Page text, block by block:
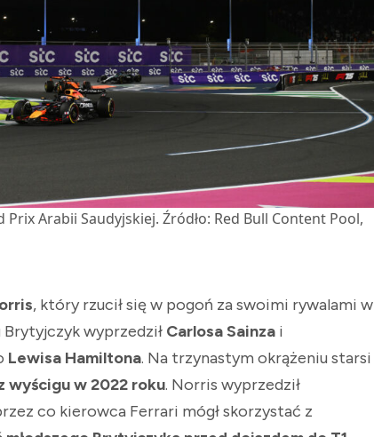
Arabii Saudyjskiej. Źródło: Red Bull Content Pool,
, który rzucił się w pogoń za swoimi rywalami w
wyprzedził Carlosa Sainza i
Lewisa Hamiltona. Na trzynastym okrążeniu starsi
wyścigu w 2022 roku. Norris wyprzedził
co kierowca Ferrari mógł skorzystać z